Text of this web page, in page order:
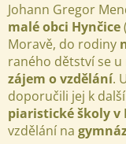
Johann Gregor
malé obci Hynčice
Moravě, do rodiny
raného dětství se
zájem o vzdělání.
doporučili jej k
piaristické školy v
vzdělání na